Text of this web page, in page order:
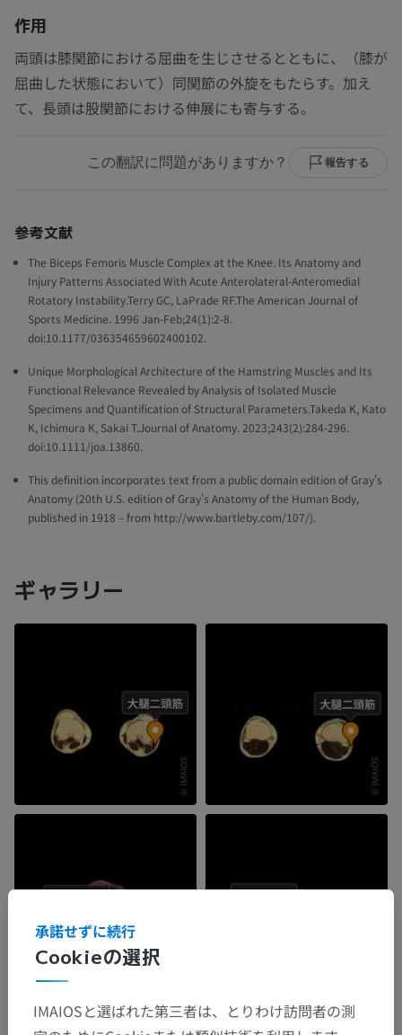
作用
両頭は膝関節における屈曲を生じさせるとともに、（膝が
屈曲した状態において）同関節の外旋をもたらす。加え
て、長頭は股関節における伸展にも寄与する。
この翻訳に問題がありますか？ 報告する
参考文献
The Biceps Femoris Muscle Complex at the Knee. Its Anatomy and
Injury Patterns Associated With Acute Anterolateral-Anteromedial
Rotatory Instability.Terry GC, LaPrade RF.The American Journal of
Sports Medicine. 1996 Jan-Feb;24(1):2-8.
doi:10.1177/036354659602400102.
Unique Morphological Architecture of the Hamstring Muscles and Its
Functional Relevance Revealed by Analysis of Isolated Muscle
Specimens and Quantification of Structural Parameters.Takeda K, Kato
K, Ichimura K, Sakai T.Journal of Anatomy. 2023;243(2):284-296.
doi:10.1111/joa.13860.
This definition incorporates text from a public domain edition of Gray's
Anatomy (20th U.S. edition of Gray's Anatomy of the Human Body,
published in 1918 – from http://www.bartleby.com/107/).
ギャラリー
Cookieの選択
承諾せずに続行
IMAIOSと選ばれた第三者は、とりわけ訪問者の測